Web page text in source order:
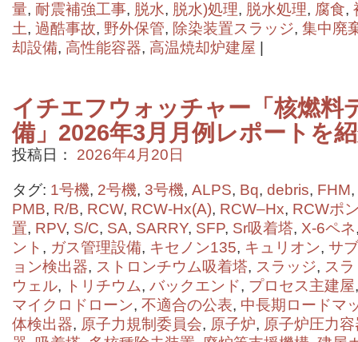
量, 耐震補強工事, 脱水, 脱水)処理, 脱水処理, 腐食,
土, 過酷事故, 野外保管, 除染装置スラッジ, 集中廃
却設備, 高性能容器, 高温焼却炉建屋
イチエフウォッチャー「核燃料
備」2026年3月月例レポートを
投稿日： 2026年4月20日
タグ: 1号機, 2号機, 3号機, ALPS, Bq, debris, FHM,
PMB, R/B, RCW, RCW-Hx(A), RCW–Hx, RCWポ
置, RPV, S/C, SA, SARRY, SFP, Sr吸着塔, X-6ペネ
ント , ガス管理設備, キセノン135, キュリオン, サ
ョン検出器, ストロンチウム吸着塔, スラッジ, ス
ウェル, トリチウム, バックエンド, プロセス主建屋
マイクロドローン, 不適合の公表, 中長期ロードマ
体検出器, 原子力規制委員会, 原子炉, 原子炉圧力容